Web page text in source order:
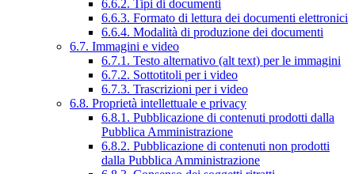
6.6.2. Tipi di documenti
6.6.3. Formato di lettura dei documenti elettronici
6.6.4. Modalità di produzione dei documenti
6.7. Immagini e video
6.7.1. Testo alternativo (alt text) per le immagini
6.7.2. Sottotitoli per i video
6.7.3. Trascrizioni per i video
6.8. Proprietà intellettuale e privacy
6.8.1. Pubblicazione di contenuti prodotti dalla
Pubblica Amministrazione
6.8.2. Pubblicazione di contenuti non prodotti
dalla Pubblica Amministrazione